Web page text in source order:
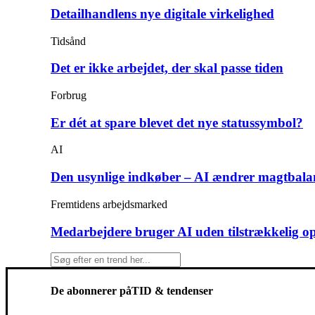
Detailhandlens nye digitale virkelighed
Tidsånd
Det er ikke arbejdet, der skal passe tiden
Forbrug
Er dét at spare blevet det nye statussymbol?
AI
Den usynlige indkøber – AI ændrer
Fremtidens arbejdsmarked
Medarbejdere bruger AI uden tilstrækkelig
De abonnerer påTID & tendenser